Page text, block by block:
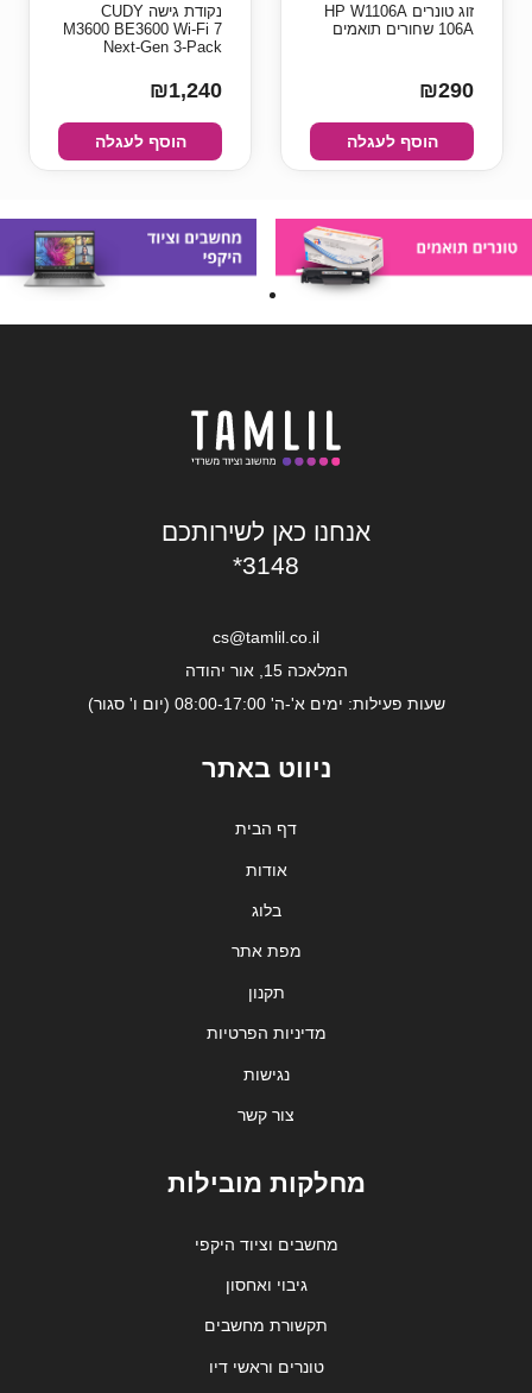
זוג טונרים HP W1106A
106A שחורים תואמים
₪290
הוסף לעגלה
‏נקודת גישה‏ CUDY
M3600 BE3600 Wi-Fi 7
Next-Gen 3-Pack
₪1,240
הוסף לעגלה
אנחנו כאן לשירותכם
*3148
cs@tamlil.co.il
המלאכה 15, אור יהודה
שעות פעילות: ימים א'-ה' 08:00-17:00 (יום ו' סגור)
ניווט באתר
דף הבית
אודות
בלוג
מפת אתר
תקנון
מדיניות הפרטיות
נגישות
צור קשר
מחלקות מובילות
מחשבים וציוד היקפי
גיבוי ואחסון
תקשורת מחשבים
טונרים וראשי דיו